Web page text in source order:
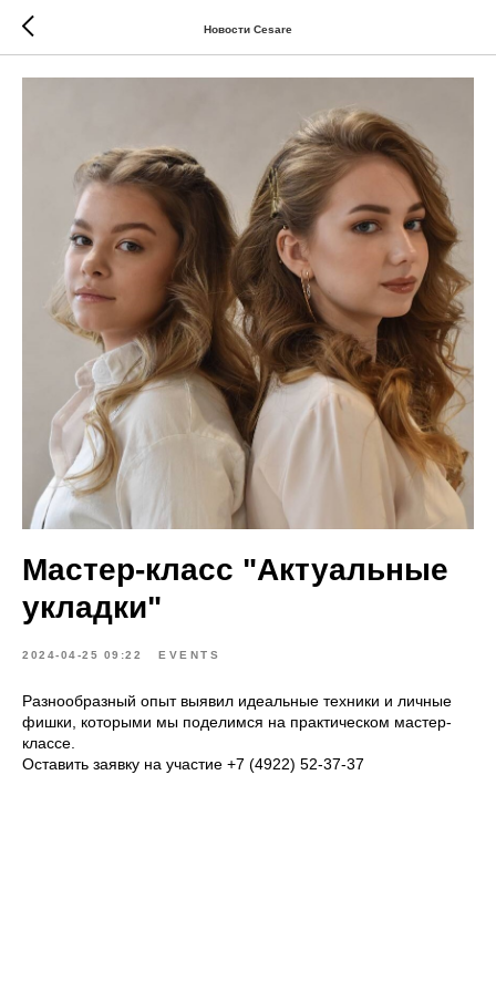
Новости Cesare
Мастер-класс "Актуальные
укладки"
2024-04-25 09:22 EVENTS
Разнообразный опыт выявил идеальные техники и личные
фишки, которыми мы поделимся на практическом мастер-
классе.
Оставить заявку на участие +7 (4922) 52-37-37